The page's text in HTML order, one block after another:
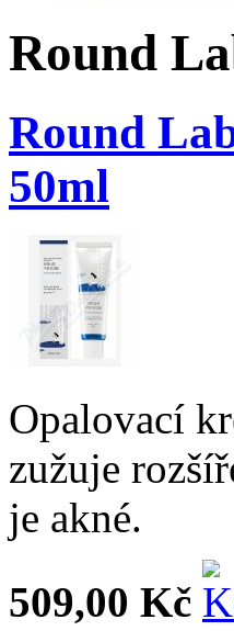
Round
Round
50ml
Opalovací
zužuje
je akné.
509,00 Kč